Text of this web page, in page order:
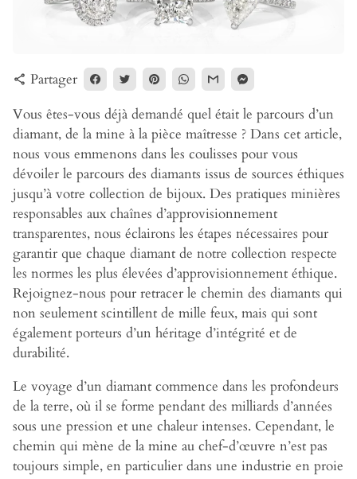
share Partager
Vous êtes-vous déjà demandé quel était le parcours d’un
diamant, de la mine à la pièce maîtresse ? Dans cet article,
nous vous emmenons dans les coulisses pour vous
dévoiler le parcours des diamants issus de sources éthiques
jusqu’à votre collection de bijoux. Des pratiques minières
responsables aux chaînes d’approvisionnement
transparentes, nous éclairons les étapes nécessaires pour
garantir que chaque diamant de notre collection respecte
les normes les plus élevées d’approvisionnement éthique.
Rejoignez-nous pour retracer le chemin des diamants qui
non seulement scintillent de mille feux, mais qui sont
également porteurs d’un héritage d’intégrité et de
durabilité.
Le voyage d’un diamant commence dans les profondeurs
de la terre, où il se forme pendant des milliards d’années
sous une pression et une chaleur intenses. Cependant, le
chemin qui mène de la mine au chef-d’œuvre n’est pas
toujours simple, en particulier dans une industrie en proie